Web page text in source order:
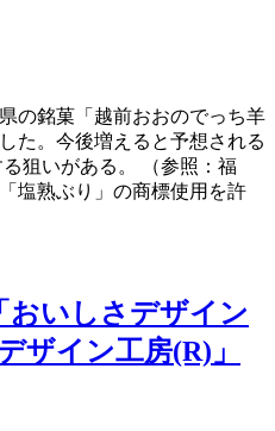
の銘菓「越前おおのでっち羊
た。今後増えると予想される
狙いがある。 （参照：福
塩熟ぶり」の商標使用を許
おいしさデザイン
ザイン工房(R)」